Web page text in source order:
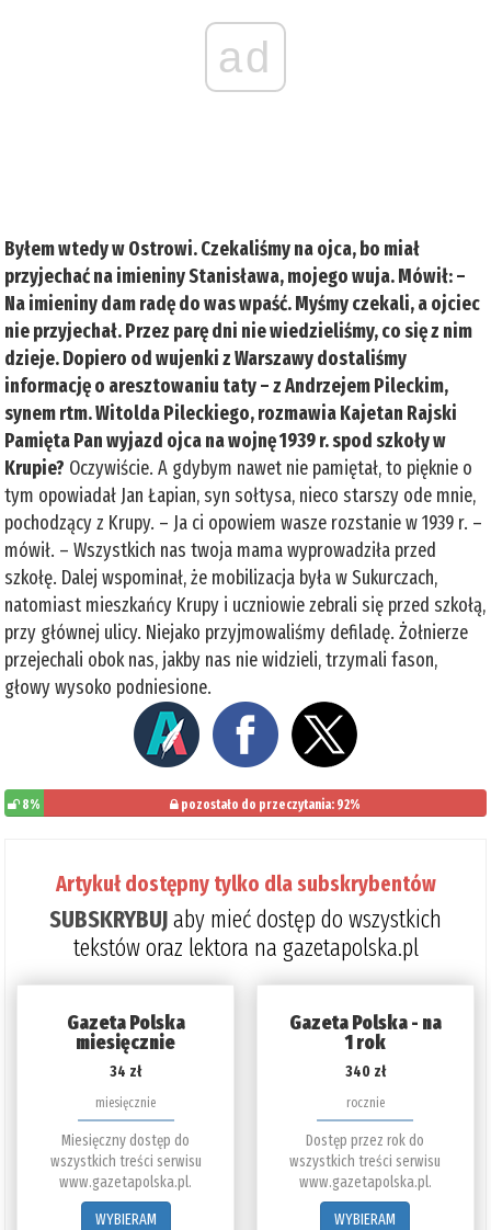
ad
Byłem wtedy w Ostrowi. Czekaliśmy na ojca, bo miał
przyjechać na imieniny Stanisława, mojego wuja. Mówił: –
Na imieniny dam radę do was wpaść. Myśmy czekali, a ojciec
nie przyjechał. Przez parę dni nie wiedzieliśmy, co się z nim
dzieje. Dopiero od wujenki z Warszawy dostaliśmy
informację o aresztowaniu taty – z Andrzejem Pileckim,
synem rtm. Witolda Pileckiego, rozmawia Kajetan Rajski
Pamięta Pan wyjazd ojca na wojnę 1939 r. spod szkoły w
Krupie? Oczywiście. A gdybym nawet nie pamiętał, to pięknie o
tym opowiadał Jan Łapian, syn sołtysa, nieco starszy ode mnie,
pochodzący z Krupy. – Ja ci opowiem wasze rozstanie w 1939 r. –
mówił. – Wszystkich nas twoja mama wyprowadziła przed
szkołę. Dalej wspominał, że mobilizacja była w Sukurczach,
natomiast mieszkańcy Krupy i uczniowie zebrali się przed szkołą,
przy głównej ulicy. Niejako przyjmowaliśmy defiladę. Żołnierze
przejechali obok nas, jakby nas nie widzieli, trzymali fason,
głowy wysoko podniesione.
8% pozostało do przeczytania: 92%
Artykuł dostępny tylko dla subskrybentów
SUBSKRYBUJaby mieć dostęp do wszystkich
tekstów oraz lektora na gazetapolska.pl
Gazeta Polska
miesięcznie
34 zł
miesięcznie
Miesięczny dostęp do
wszystkich treści serwisu
www.gazetapolska.pl.
WYBIERAM
Gazeta Polska - na
1 rok
340 zł
rocznie
Dostęp przez rok do
wszystkich treści serwisu
www.gazetapolska.pl.
WYBIERAM